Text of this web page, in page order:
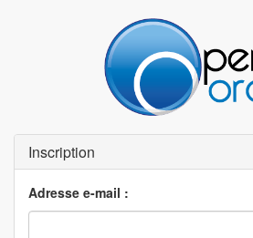
Inscription
Adresse e-mail :